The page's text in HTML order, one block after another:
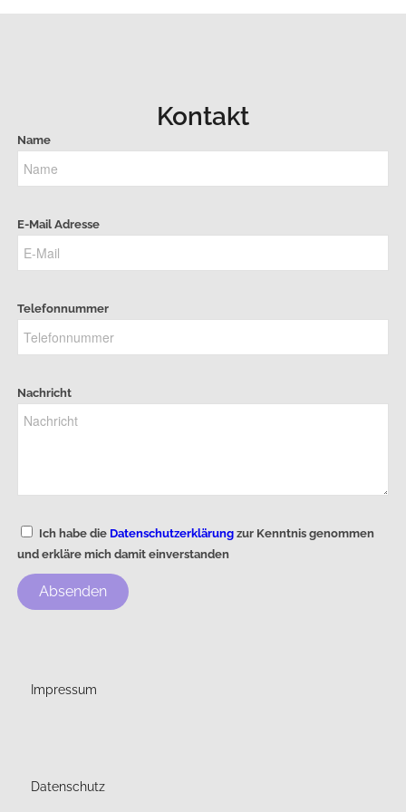
Kontakt
Name
E-Mail Adresse
Telefonnummer
Nachricht
Ich habe die Datenschutzerklärung zur Kenntnis genommen
und erkläre mich damit einverstanden
Absenden
Impressum
Datenschutz